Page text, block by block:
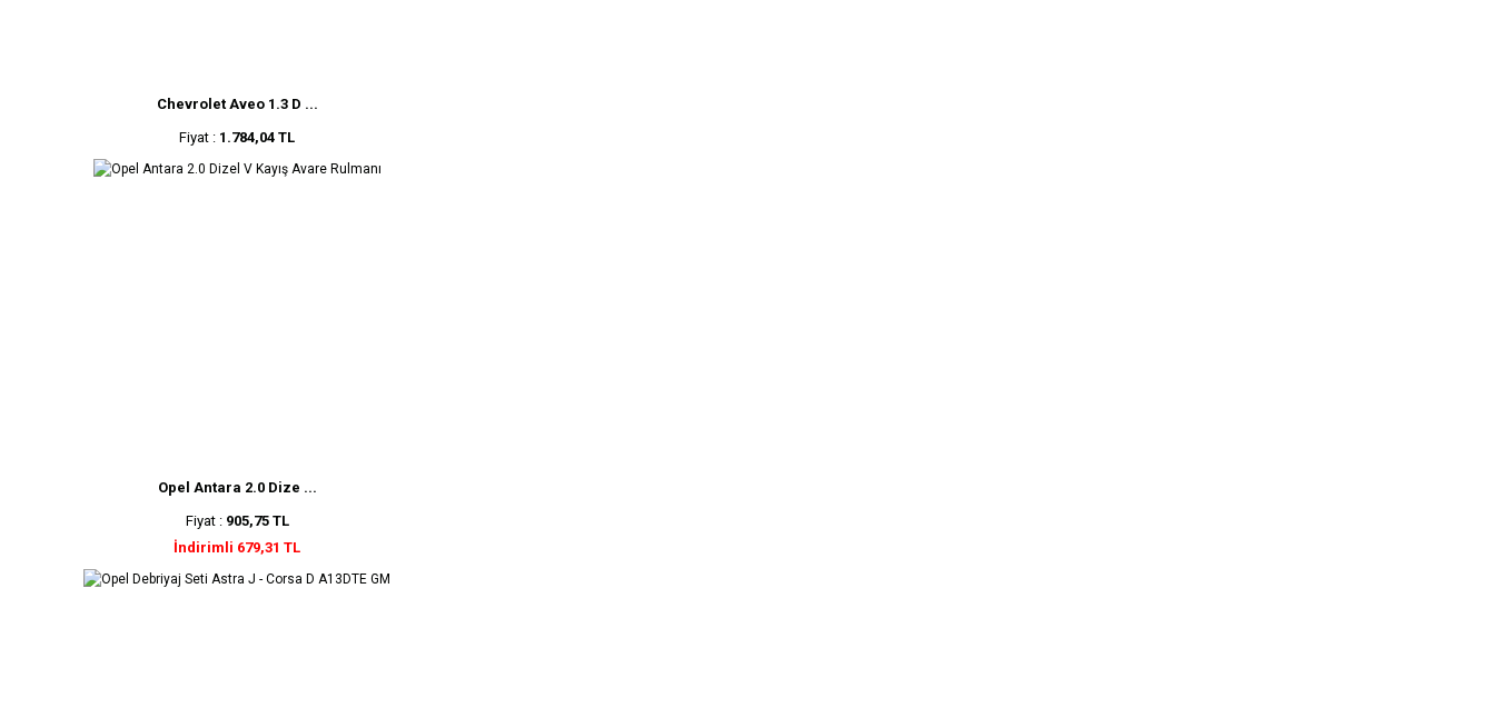
Chevrolet Aveo 1.3 D ...
Fiyat : 1.784,04 TL
Opel Antara 2.0 Dize ...
Fiyat : 905,75 TL
İndirimli 679,31 TL